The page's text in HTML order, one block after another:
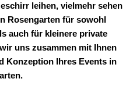
leihen, vielmehr sehen
Rosengarten für sowohl
auch für kleinere private
uns zusammen mit Ihnen
Konzeption Ihres Events in